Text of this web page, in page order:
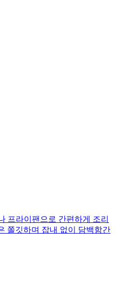
프라이팬으로 간편하게 조리
쫄깃하며 잡내 없이 담백함간